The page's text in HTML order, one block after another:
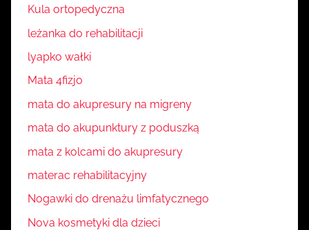
Kula ortopedyczna
leżanka do rehabilitacji
lyapko wałki
Mata 4fizjo
mata do akupresury na migreny
mata do akupunktury z poduszką
mata z kolcami do akupresury
materac rehabilitacyjny
Nogawki do drenażu limfatycznego
Nova kosmetyki dla dzieci